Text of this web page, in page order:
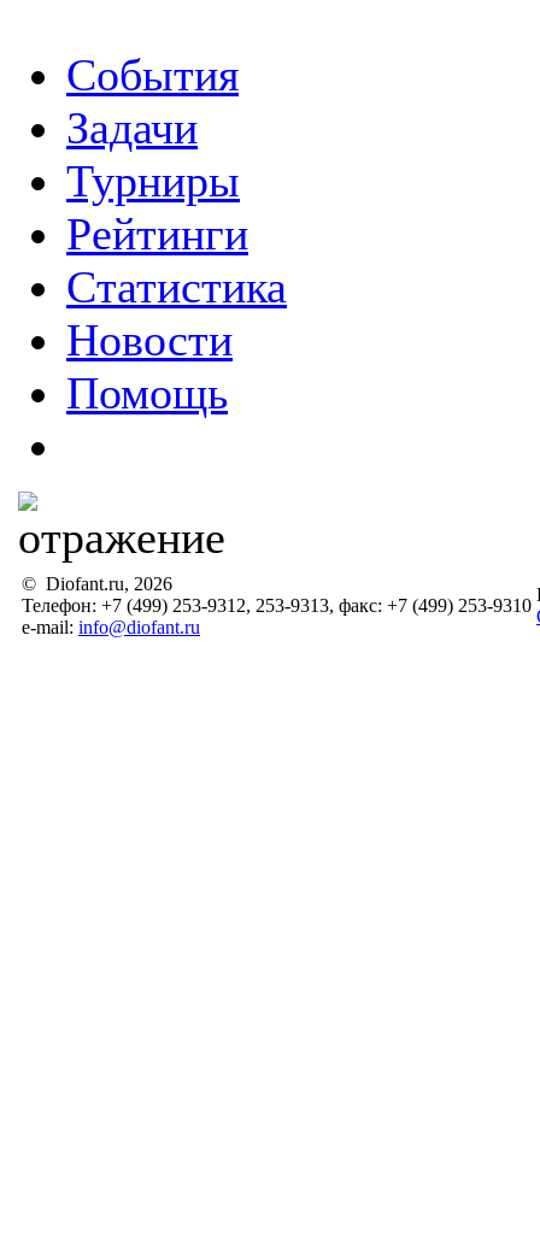
События
Задачи
Турниры
Рейтинги
Статистика
Новости
Помощь
© Diofant.ru, 2026
Телефон: +7 (499) 253-9312, 253-9313, факс: +7 (499) 253-9310
e-mail: info@diofant.ru